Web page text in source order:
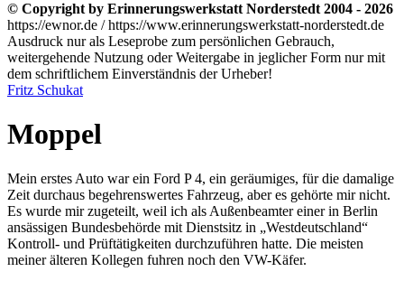
© Copyright by Erinnerungswerkstatt Norderstedt 2004 - 2026
https://ewnor.de / https://www.erinnerungswerkstatt-norderstedt.de
Ausdruck nur als Leseprobe zum persönlichen Gebrauch,
weitergehende Nutzung oder Weitergabe in jeglicher Form nur mit
dem schriftlichem Einverständnis der Urheber!
Fritz Schukat
Moppel
Mein erstes Auto war ein Ford P 4, ein geräumiges, für die damalige
Zeit durchaus begehrenswertes Fahrzeug, aber es gehörte mir nicht.
Es wurde mir zugeteilt, weil ich als Außenbeamter einer in Berlin
ansässigen Bundesbehörde mit Dienstsitz in
Westdeutschland
Kontroll- und Prüftätigkeiten durchzuführen hatte. Die meisten
meiner älteren Kollegen fuhren noch den VW-Käfer.